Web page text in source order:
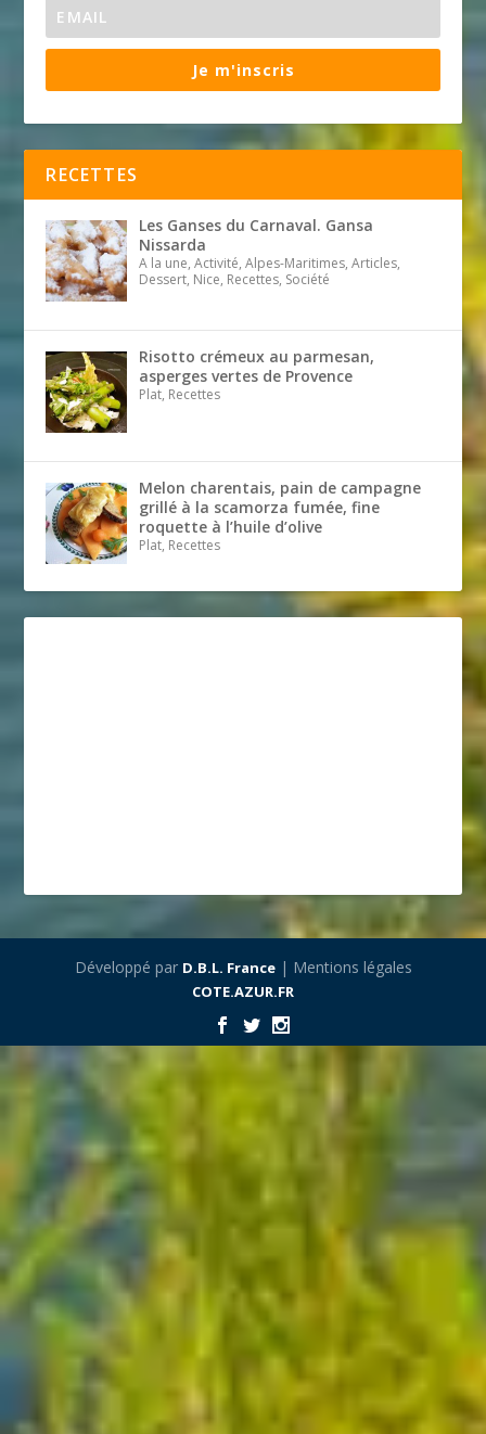
Je m'inscris
RECETTES
Les Ganses du Carnaval. Gansa
Nissarda
A la une, Activité, Alpes-Maritimes, Articles,
Dessert, Nice, Recettes, Société
Risotto crémeux au parmesan,
asperges vertes de Provence
Plat, Recettes
Melon charentais, pain de campagne
grillé à la scamorza fumée, fine
roquette à l’huile d’olive
Plat, Recettes
Développé par D.B.L. France| Mentions légales
COTE.AZUR.FR